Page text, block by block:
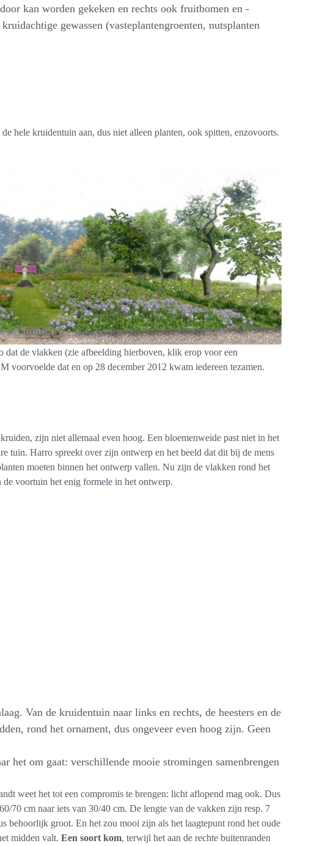
kan worden gekeken en rechts ook fruitbomen en -
kruidachtige gewassen (vasteplantengroenten, nutsplanten
hele kruidentuin aan, dus niet alleen planten, ook spitten, enzovoorts.
dat de vlakken (zie afbeelding hierboven, klik erop voor een
voorvoelde dat en op 28 december 2012 kwam iedereen tezamen.
zijn niet allemaal even hoog. Een bloemenweide past niet in het
tuin. Harro spreekt over zijn ontwerp en het beeld dat dit bij de mens
moeten binnen het ontwerp vallen. Nu zijn de vlakken rond het
de voortuin het enig formele in het ontwerp.
Van de kruidentuin naar links en rechts, de heesters en de
rond het ornament, dus ongeveer even hoog zijn. Geen
het om gaat: verschillende mooie stromingen samenbrengen
weet het tot een compromis te brengen: licht aflopend mag ook. Dus
70 cm naar iets van 30/40 cm. De lengte van de vakken zijn resp. 7
behoorlijk groot. En het zou mooi zijn als het laagtepunt rond het oude
midden valt. Een soort kom, terwijl het aan de rechte buitenranden